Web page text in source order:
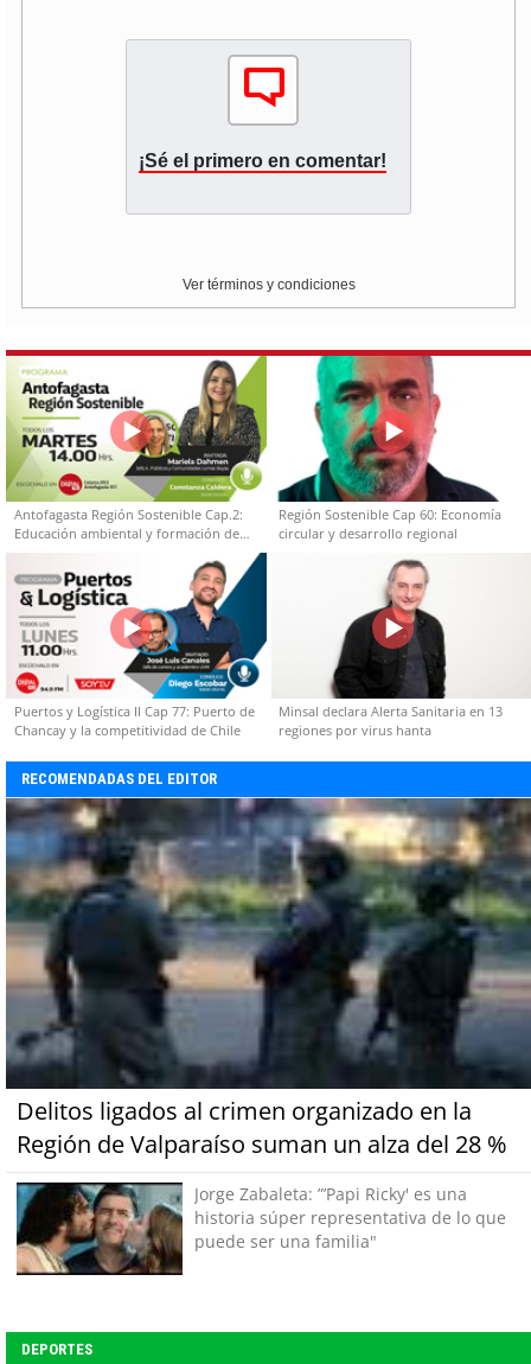
¡Sé el primero en comentar!
Ver términos y condiciones
Antofagasta Región Sostenible Cap.2:
Educación ambiental y formación de
capacidades técnicas
Región Sostenible Cap 60: Economía
circular y desarrollo regional
Puertos y Logística II Cap 77: Puerto de
Chancay y la competitividad de Chile
Minsal declara Alerta Sanitaria en 13
regiones por virus hanta
RECOMENDADAS DEL EDITOR
Delitos ligados al crimen organizado en la
Región de Valparaíso suman un alza del 28 %
Jorge Zabaleta: ”’Papi Ricky' es una
historia súper representativa de lo que
puede ser una familia"
DEPORTES